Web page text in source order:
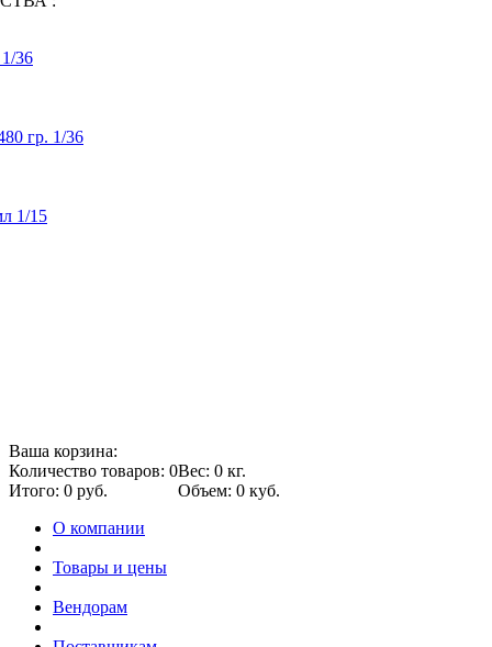
36
гр. 1/36
1/15
Ваша корзина:
Количество товаров: 0Вес: 0 кг.
Итого: 0 руб.
Объем: 0 куб.
О компании
Товары и цены
Вендорам